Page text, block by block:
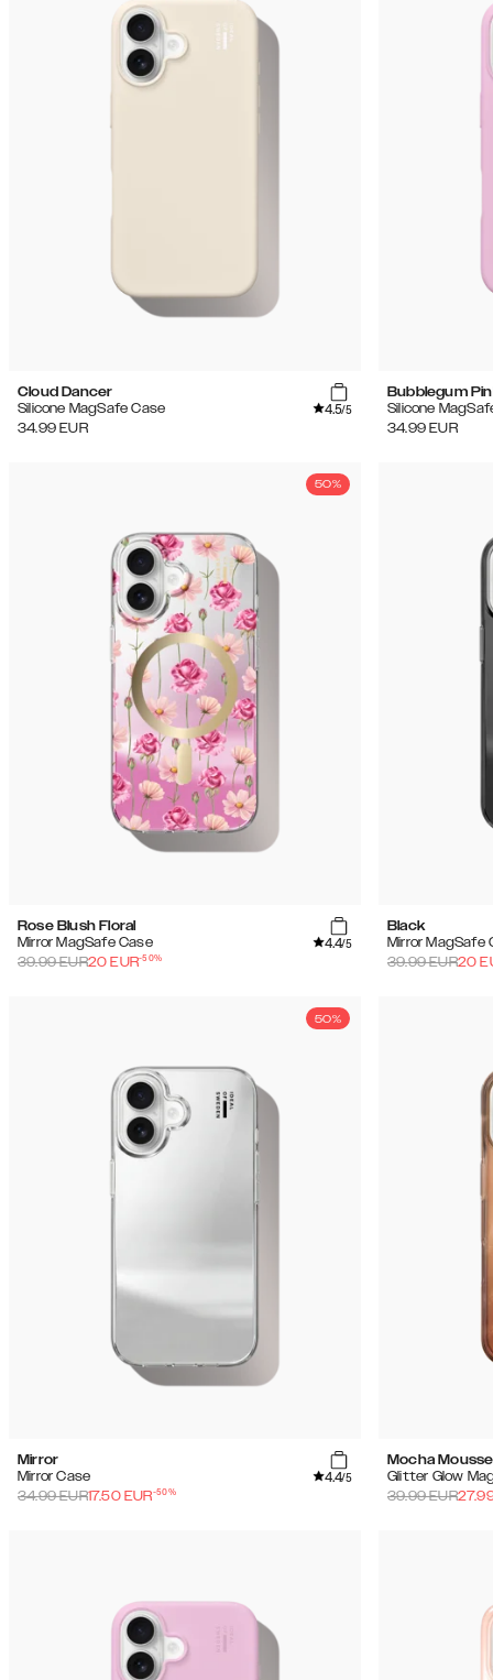
Cloud Dancer
Silicone MagSafe Case
4.5/5
34.99 EUR
Bubblegum
Silicone
34.99 EUR
50%
Rose Blush Floral
Mirror MagSafe Case
4.4/5
39.99EUR20 EUR-50%
Black
Mirror MagSafe
39.99EUR20
50%
Mirror
Mirror Case
4.4/5
34.99EUR17.50 EUR-50%
Mocha Mousse
Glitter Glow
39.99EUR